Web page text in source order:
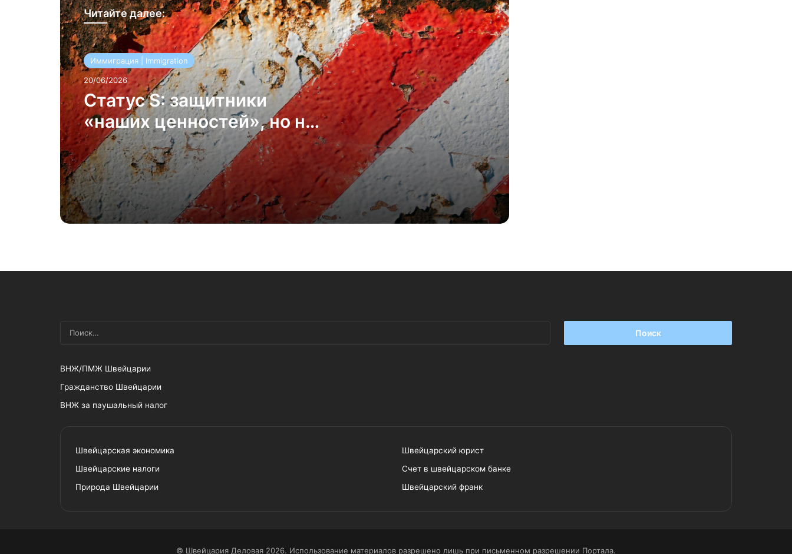
Читайте далее:
Иммиграция | Immigration
20/06/2026
Статус S: защитники
«наших ценностей», но не
для Беата Янса
иностранец нужен
Суд разъяснил условия отказа в
статусе S для украинцев
«Это больше не мой Берлин»: побег
в безопасную Швейцарию
Швейцария существенно ограничит
статус S
Швейцария вновь депортирует
украинских преступников
ВНЖ/ПМЖ Швейцарии
Гражданство Швейцарии
ВНЖ за паушальный налог
Швейцарская экономика
Швейцарские налоги
Природа Швейцарии
Швейцарский юрист
Счет в швейцарском банке
Швейцарский франк
© Швейцария Деловая 2026. Использование материалов разрешено лишь при письменном разрешении Портала.